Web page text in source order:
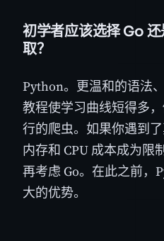
初学者应该选择 Go
取？
Python。更温和的语法
教程使学习曲线短得多
行的爬虫。如果你遇到
内存和 CPU 成本成为限
再考虑 Go。在此之前，
大的优势。